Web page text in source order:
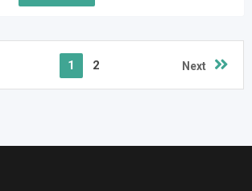
1 2 Next